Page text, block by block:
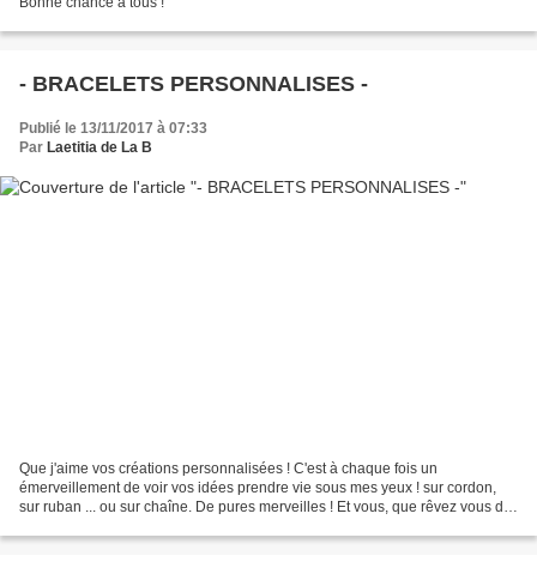
- BRACELETS PERSONNALISES -
Publié le 13/11/2017 à 07:33
Par Laetitia de La B
Que j'aime vos créations personnalisées ! C'est à chaque fois un
émerveillement de voir vos idées prendre vie sous mes yeux ! sur cordon,
sur ruban ... ou sur chaîne. De pures merveilles ! Et vous, que rêvez vous de